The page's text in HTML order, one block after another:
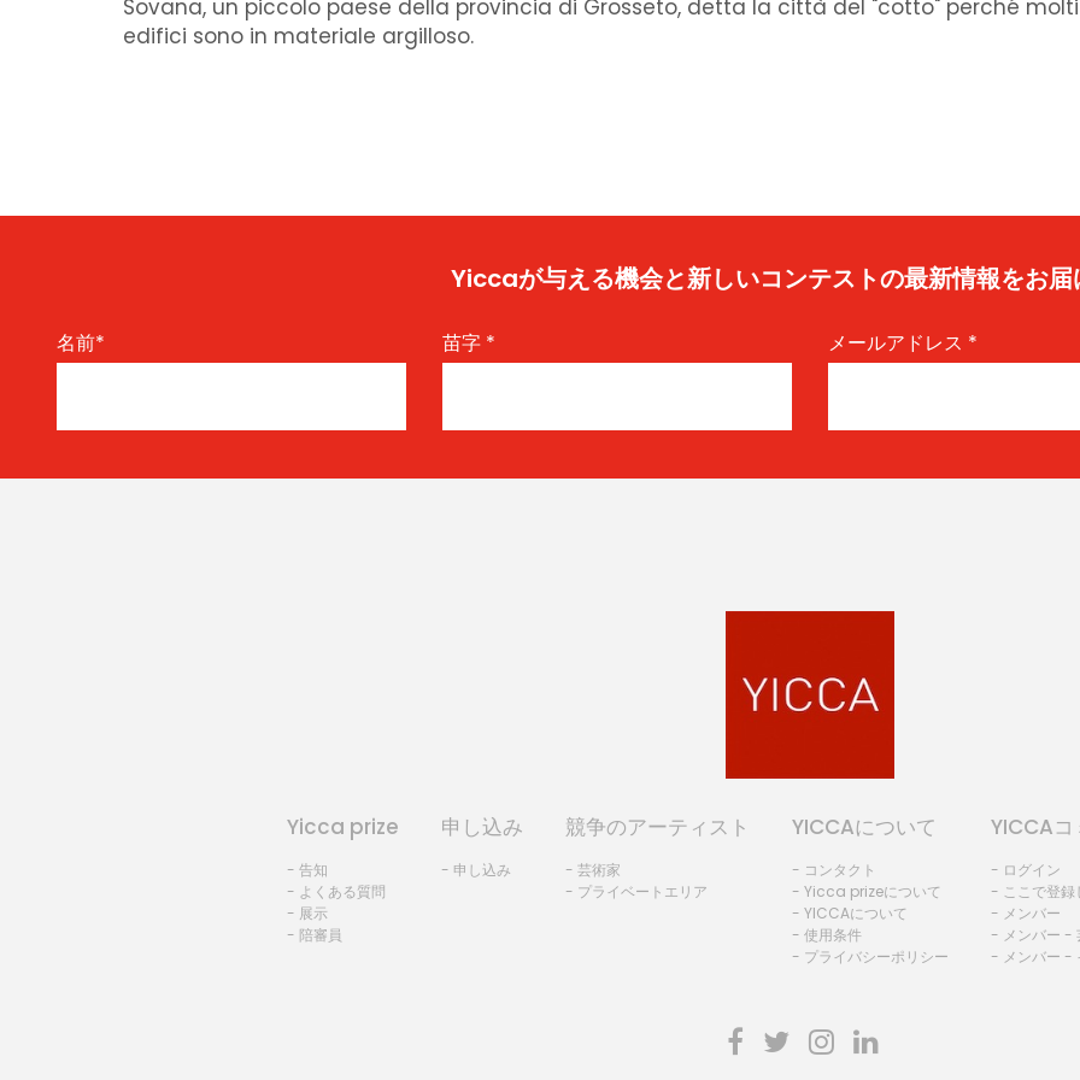
Sovana, un piccolo paese della provincia di Grosseto, detta la città del "cotto" perché molti
edifici sono in materiale argilloso.
Yiccaが与える機会と新しいコンテストの最新情報をお届
名前* 苗字 * メールアドレス *
Yicca prize
- 告知
- よくある質問
- 展示
- 陪審員
申し込み
- 申し込み
競争のアーティスト
- 芸術家
- プライベートエリア
YICCAについて
- コンタクト
- Yicca prizeについて
- YICCAについて
- 使用条件
- プライバシーポリシー
YICCA
- ログイン
- ここで登録
- メンバー
- メンバー -
- メンバー -